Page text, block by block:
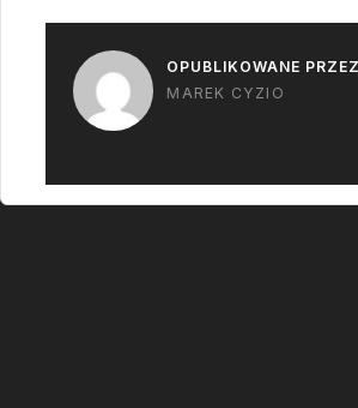
eksploatacji niż
obecny Unity i Eve -…
OPUBLIKOWANE
MAREK CYZIO